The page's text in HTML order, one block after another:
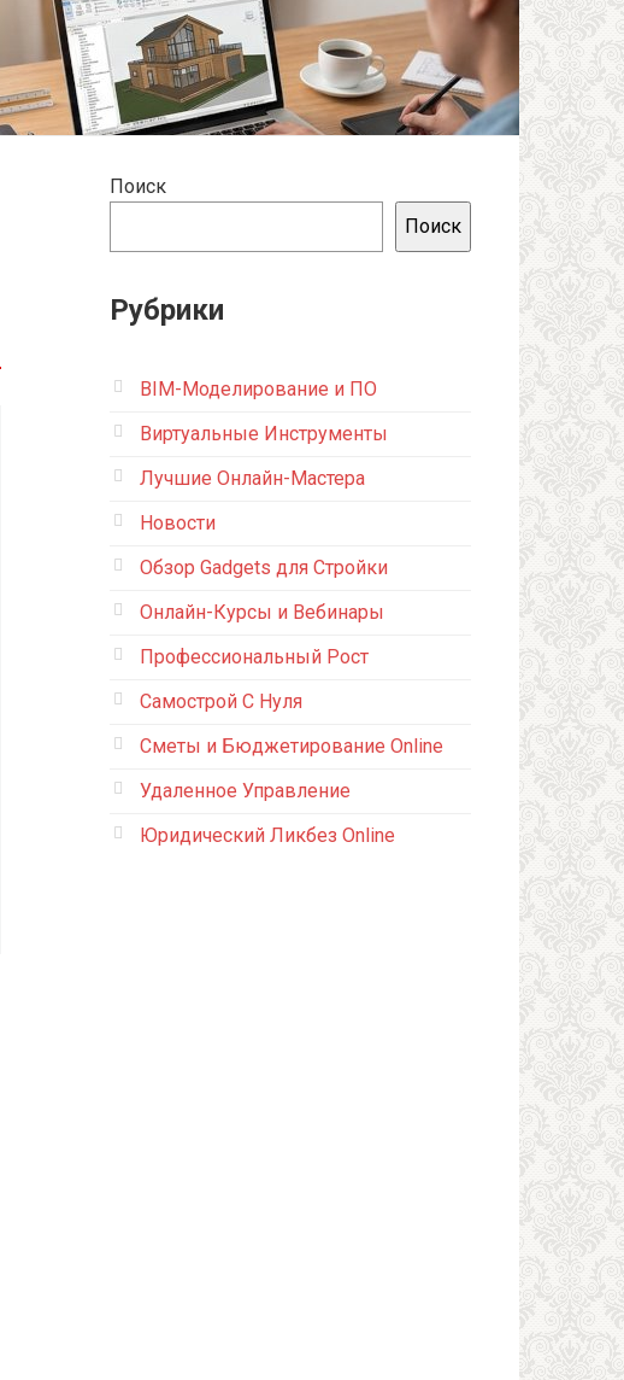
Поиск
Поиск
Рубрики
BIM-Моделирование и ПО
Виртуальные Инструменты
Лучшие Онлайн-Мастера
Новости
Обзор Gadgets для Стройки
Онлайн-Курсы и Вебинары
Профессиональный Рост
Самострой С Нуля
Сметы и Бюджетирование Online
Удаленное Управление
Юридический Ликбез Online